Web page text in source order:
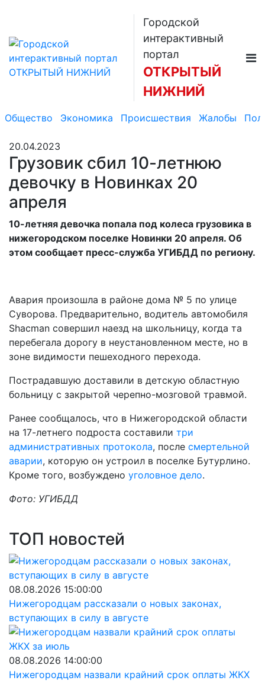
Городской
интерактивный
портал
ОТКРЫТЫЙ
НИЖНИЙ
Общество Экономика Происшествия Жалобы
20.04.2023
Грузовик сбил 10-летнюю
девочку в Новинках 20
апреля
10-летняя девочка попала под колеса грузовика в
нижегородском поселке Новинки 20 апреля. Об
этом сообщает пресс-служба УГИБДД по региону.
Авария произошла в районе дома № 5 по улице
Суворова. Предварительно, водитель автомобиля
Shacman совершил наезд на школьницу, когда та
перебегала дорогу в неустановленном месте, но в
зоне видимости пешеходного перехода.
Пострадавшую доставили в детскую областную
больницу с закрытой черепно-мозговой травмой.
Ранее сообщалось, что в Нижегородской области
на 17-летнего подроста составили три
административных протокола, после смертельной
аварии, которую он устроил в поселке Бутурлино.
Кроме того, возбуждено уголовное дело.
Фото: УГИБДД
ТОП новостей
08.08.2026 15:00:00
Нижегородцам рассказали о новых законах,
вступающих в силу в августе
08.08.2026 14:00:00
Нижегородцам назвали крайний срок оплаты ЖКХ